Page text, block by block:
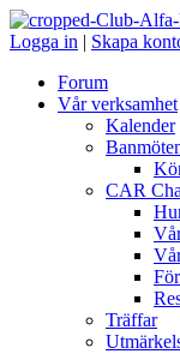
Logga in | Skapa
Forum
Vår verksamhet
Kalender
CAR
Träffar